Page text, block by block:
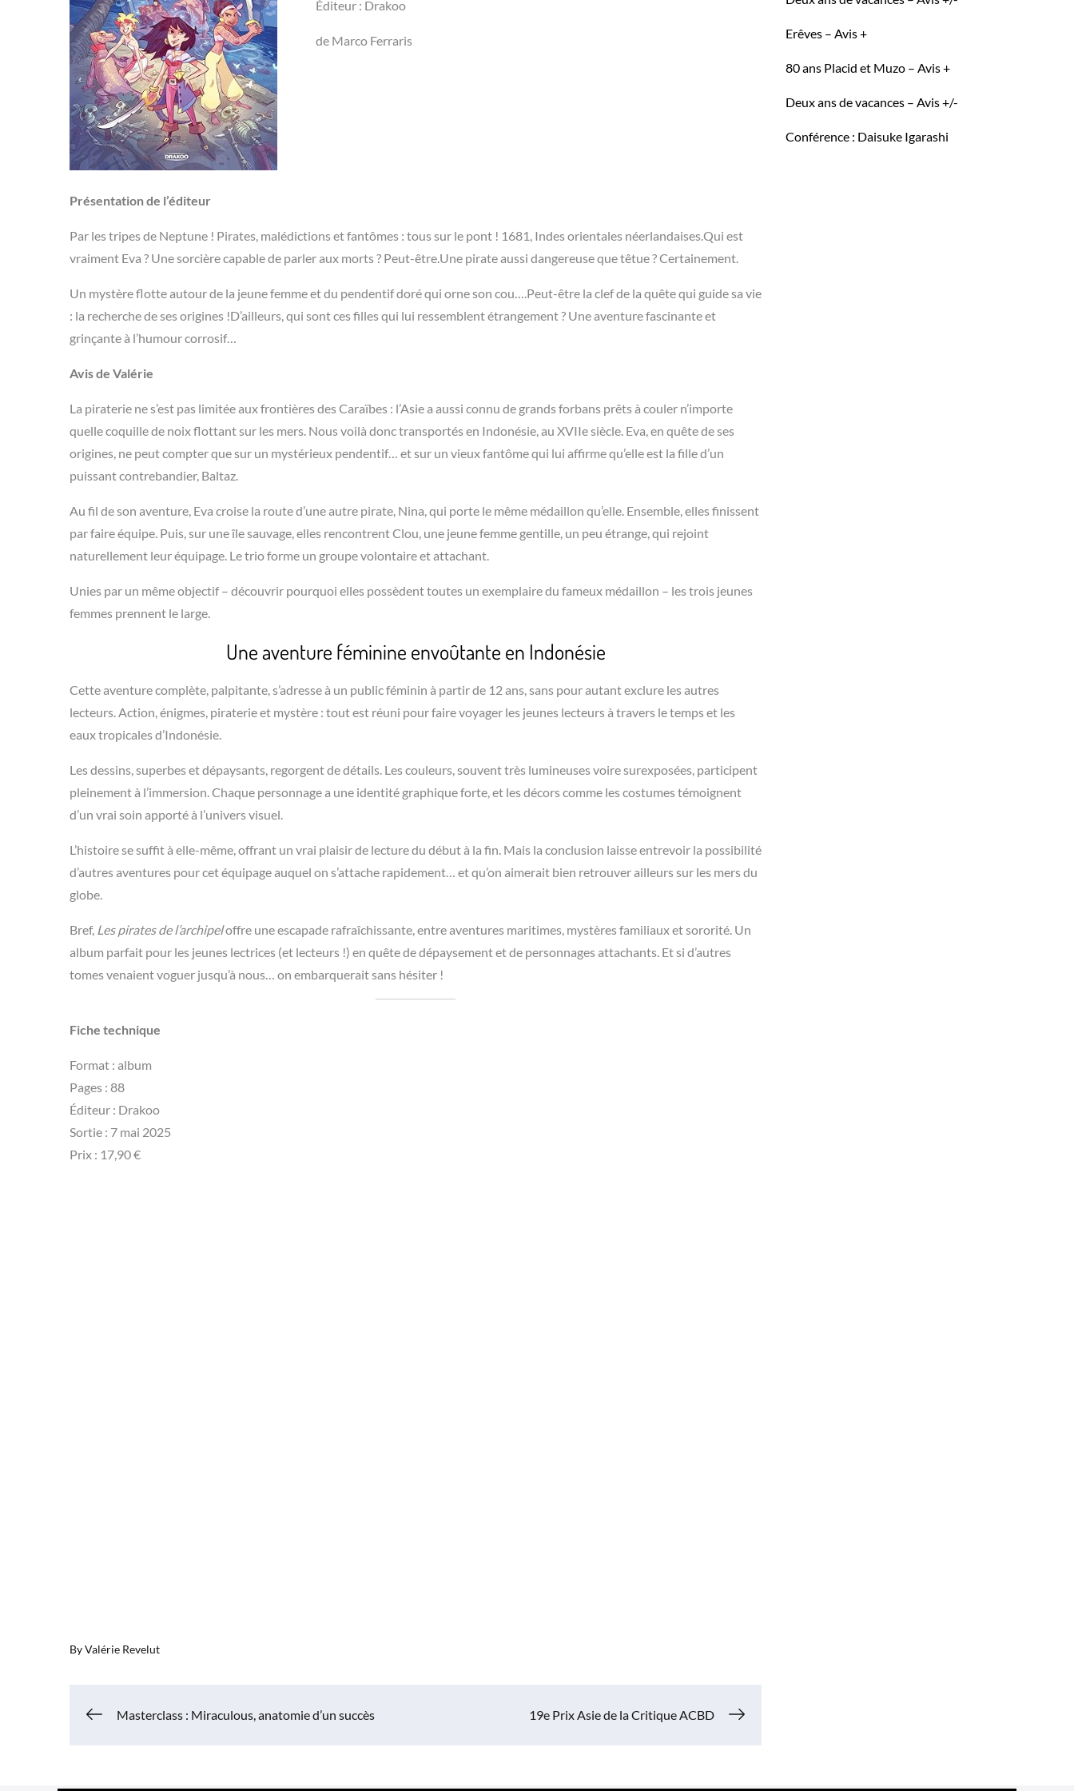
Éditeur : ‎Drakoo
de Marco Ferraris
Présentation de l’éditeur
Par les tripes de Neptune ! Pirates, malédictions et fantômes : tous sur le pont ! 1681, Indes orientales néerlandaises.Qui est
vraiment Eva ? Une sorcière capable de parler aux morts ? Peut-être.Une pirate aussi dangereuse que têtue ? Certainement.
Un mystère flotte autour de la jeune femme et du pendentif doré qui orne son cou….Peut-être la clef de la quête qui guide sa vie
: la recherche de ses origines !D’ailleurs, qui sont ces filles qui lui ressemblent étrangement ? Une aventure fascinante et
grinçante à l’humour corrosif…
Avis de Valérie
La piraterie ne s’est pas limitée aux frontières des Caraïbes : l’Asie a aussi connu de grands forbans prêts à couler n’importe
quelle coquille de noix flottant sur les mers. Nous voilà donc transportés en Indonésie, au XVIIe siècle. Eva, en quête de ses
origines, ne peut compter que sur un mystérieux pendentif… et sur un vieux fantôme qui lui affirme qu’elle est la fille d’un
puissant contrebandier, Baltaz.
Au fil de son aventure, Eva croise la route d’une autre pirate, Nina, qui porte le même médaillon qu’elle. Ensemble, elles finissent
par faire équipe. Puis, sur une île sauvage, elles rencontrent Clou, une jeune femme gentille, un peu étrange, qui rejoint
naturellement leur équipage. Le trio forme un groupe volontaire et attachant.
Unies par un même objectif – découvrir pourquoi elles possèdent toutes un exemplaire du fameux médaillon – les trois jeunes
femmes prennent le large.
Une aventure féminine envoûtante en Indonésie
Cette aventure complète, palpitante, s’adresse à un public féminin à partir de 12 ans, sans pour autant exclure les autres
lecteurs. Action, énigmes, piraterie et mystère : tout est réuni pour faire voyager les jeunes lecteurs à travers le temps et les
eaux tropicales d’Indonésie.
Les dessins, superbes et dépaysants, regorgent de détails. Les couleurs, souvent très lumineuses voire surexposées, participent
pleinement à l’immersion. Chaque personnage a une identité graphique forte, et les décors comme les costumes témoignent
d’un vrai soin apporté à l’univers visuel.
L’histoire se suffit à elle-même, offrant un vrai plaisir de lecture du début à la fin. Mais la conclusion laisse entrevoir la possibilité
d’autres aventures pour cet équipage auquel on s’attache rapidement… et qu’on aimerait bien retrouver ailleurs sur les mers du
globe.
Bref, Les pirates de l’archipeloffre une escapade rafraîchissante, entre aventures maritimes, mystères familiaux et sororité. Un
album parfait pour les jeunes lectrices (et lecteurs !) en quête de dépaysement et de personnages attachants. Et si d’autres
tomes venaient voguer jusqu’à nous… on embarquerait sans hésiter !
Fiche technique
Format : album
Pages : 88
Éditeur : ‎Drakoo
Sortie :‎ 7 mai 2025
Prix : 17,90 €
ByValérie Revelut
Navigation
Masterclass : Miraculous, anatomie d’un succès 19e Prix Asie de la Critique ACBD
Erêves – Avis +
80 ans Placid et Muzo – Avis +
Deux ans de vacances – Avis +/-
Conférence : Daisuke Igarashi